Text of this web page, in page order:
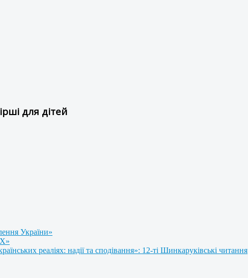
для дітей
України»
реаліях: надії та сподівання»: 12-ті Шинкаруківські читання